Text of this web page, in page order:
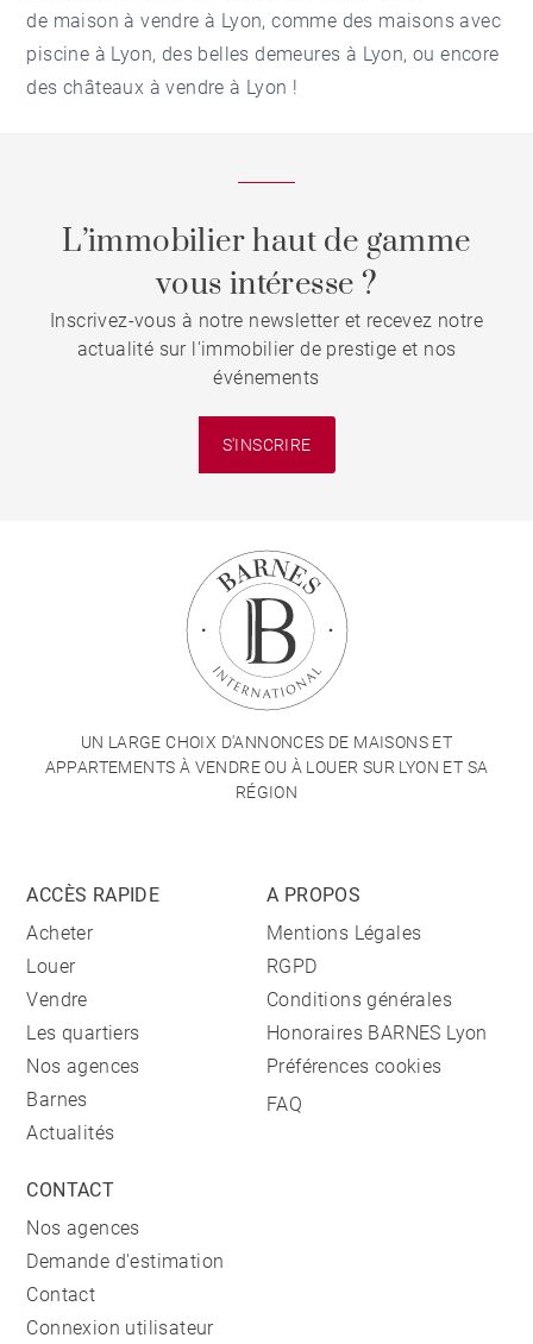
de maison à vendre à Lyon, comme des maisons avec
piscine à Lyon, des belles demeures à Lyon, ou encore
deschâteaux à vendre à Lyon !
L’immobilier haut de gamme
vous intéresse ?
Inscrivez-vous à notre newsletter et recevez notre
actualité sur l'immobilier de prestige et nos
événements
S'INSCRIRE
UN LARGE CHOIX D'ANNONCES DE MAISONS ET
APPARTEMENTS À VENDRE OU À LOUER SUR LYON ET SA
RÉGION
ACCÈS RAPIDE
Acheter
Louer
Vendre
Les quartiers
Nos agences
Barnes
Actualités
A PROPOS
Mentions Légales
RGPD
Conditions générales
Honoraires BARNES Lyon
Préférences cookies
FAQ
CONTACT
Nos agences
Demande d'estimation
Contact
Connexion utilisateur